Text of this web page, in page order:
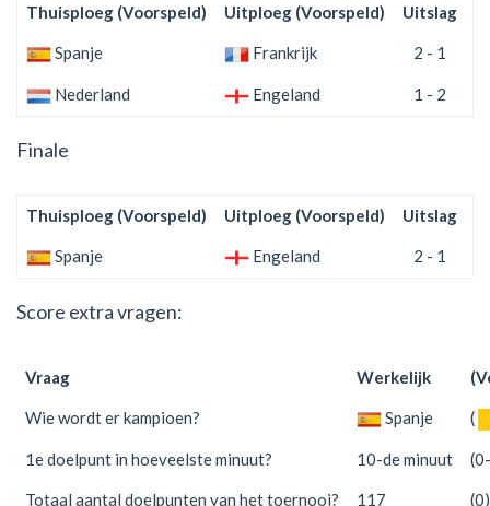
Thuisploeg (Voorspeld) Uitploeg (Voorspeld) Uitslag
Spanje Frankrijk 2 - 1
Nederland Engeland 1 - 2
Finale
Thuisploeg (Voorspeld) Uitploeg (Voorspeld) Uitslag
Spanje Engeland 2 - 1
Score extra vragen:
Vraag Werkelijk
Wie wordt er kampioen? Spanje (
1e doelpunt in hoeveelste minuut? 10-de minuut
Totaal aantal doelpunten van het toernooi? 117 (0)